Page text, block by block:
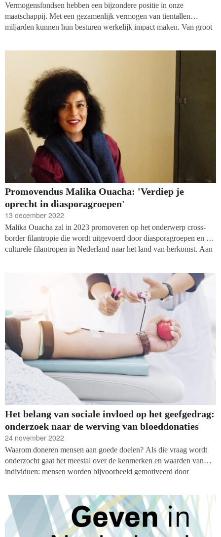
Vermogensfondsen hebben een bijzondere positie in onze
maatschappij. Met een gezamenlijk vermogen van tientallen
miljarden kunnen hun besturen werkelijk impact maken. Van groot
perspectief op onze samenleving en de behoeften van hun
doelgroepen. Fiona Buruma deed onderzoek naar de samenstelling
van de besturen van 32 vermogensfondsen.
Promovendus Malika Ouacha: 'Verdiep je
oprecht in diasporagroepen'
13 december 2022
Malika Ouacha zal in 2023 promoveren op het onderwerp cross-
border filantropie die wordt uitgevoerd door diasporagroepen en bi-
culturele filantropen in Nederland naar het land van herkomst. Aan
Het belang van sociale invloed op het geefgedrag:
onderzoek naar de werving van bloeddonaties
24 november 2022
Waarom doneren mensen aan goede doelen? Als die vraag wordt
onderzocht gaat het meestal over de kenmerken en waarden van
individuen: mensen worden bijvoorbeeld gemotiveerd door
voor de samenleving, anderen niet. In de praktijk gaat het echter
vaak over wie wordt gevraagd om te geven en de sociale context
waarin zij geven.